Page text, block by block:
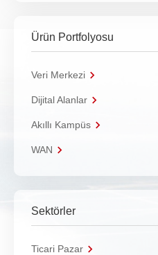
Ürün Portfolyosu
Veri Merkezi
Dijital Alanlar
Akıllı Kampüs
WAN
Sektörler
Ticari Pazar